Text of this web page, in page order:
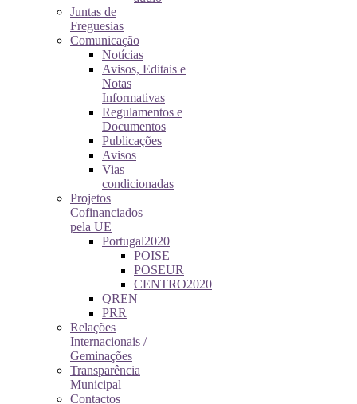
Juntas de
Freguesias
Comunicação
Notícias
Avisos, Editais e
Notas
Informativas
Regulamentos e
Documentos
Publicações
Avisos
Vias
condicionadas
Projetos
Cofinanciados
pela UE
Portugal2020
POISE
POSEUR
CENTRO2020
QREN
PRR
Relações
Internacionais /
Geminações
Transparência
Municipal
Contactos